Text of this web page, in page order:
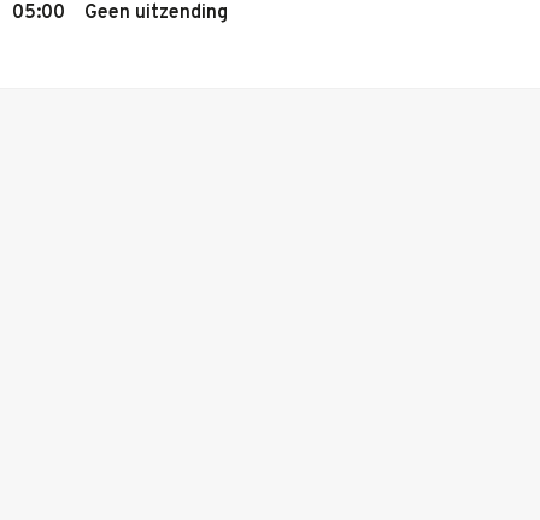
05:00 Geen uitzending